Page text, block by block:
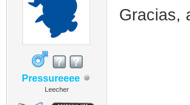
Pressureeee
Leecher
Gracias,